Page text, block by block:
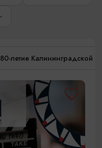
80-летие Калининградской